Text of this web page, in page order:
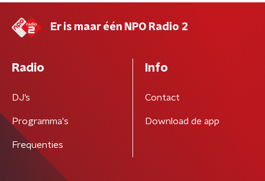
Er is maar één NPO Radio 2
Radio
DJ’s
Programma's
Frequenties
Info
Contact
Download de app